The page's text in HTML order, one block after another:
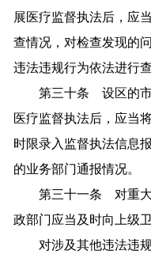
展医疗监督执法后，应
查情况，对检查发现的
违法违规行为依法进行查
第三十条 设区的市
医疗监督执法后，应当
时限录入监督执法信息
的业务部门通报情况。
第三十一条 对重大
政部门应当及时向上级
对涉及其他违法违规